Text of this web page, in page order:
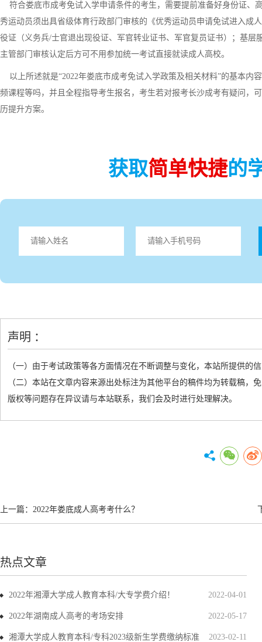
符合娄底市成考免试入学申请条件的考生，需要提前准备好身份证、
秀运动员须出具省级体育行政部门审核的《优秀运动员申请免试进入成
役证（义务兵/士官退出现役证、军官转业证书、军官复员证书）；基
主管部门审核认定后方可不用参加统一考试直接就读成人高校。
以上所述就是“2022年娄底市成考免试入学政策及相关材料”的基本内
频课程等吗，并且全程指导考生报名，考生若对报考长沙成考有疑问，
历提升方案。
获取简单快捷的
声明 ：
（一）由于考试政策等各方面情况在不断调整与变化，本站所提供的
（二）本站在文章内容来源出处标注为其他平台的稿件均为转载稿
版权等问题存在异议请与本站联系，我们会及时进行处理解决。
上一篇： 2022年娄底成人高考考什么？
热点文章
2022-04-01
2022年湘潭大学成人教育本科/大专学费介绍！
2022-05-17
2022年湖南成人高考的考场安排
2023-02-11
湘潭大学成人教育本科/专科2023级新生学费缴纳标准